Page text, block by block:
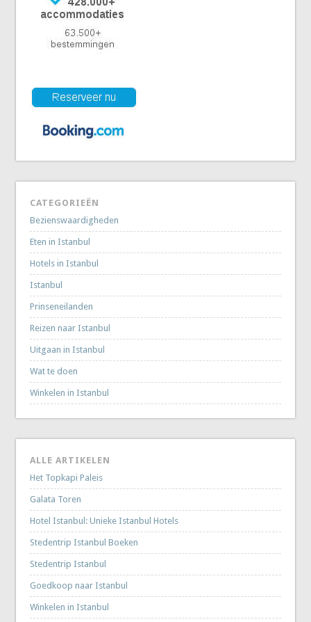
CATEGORIEËN
Bezienswaardigheden
Eten in Istanbul
Hotels in Istanbul
Istanbul
Prinseneilanden
Reizen naar Istanbul
Uitgaan in Istanbul
Wat te doen
Winkelen in Istanbul
ALLE ARTIKELEN
Het Topkapi Paleis
Galata Toren
Hotel Istanbul: Unieke Istanbul Hotels
Stedentrip Istanbul Boeken
Stedentrip Istanbul
Goedkoop naar Istanbul
Winkelen in Istanbul